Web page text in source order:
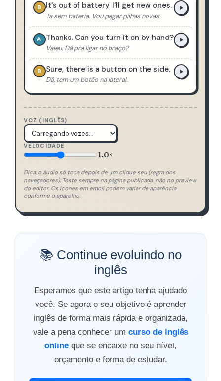
B It's out of battery. I'll get new ones.
Tá sem bateria. Vou pegar pilhas novas.
A Thanks. Can you turn it on by hand?
Valeu. Dá pra ligar no braço?
B Sure, there is a button on the side.
Dá, tem um botão na lateral.
VOZ (INGLÊS)
VELOCIDADE
1.0×
Dica: o áudio só toca depois de um clique seu (regra dos
navegadores). Teste sempre na página publicada, não no preview
do editor. Os ícones em emoji podem variar de aparência
conforme o aparelho.
📚 Continue evoluindo no
inglês
Esperamos que este artigo tenha ajudado
você. Se agora o seu objetivo é aprender
inglês de forma mais rápida e organizada,
vale a pena conhecer um curso de inglês
online que se encaixe no seu nível,
orçamento e forma de estudar.